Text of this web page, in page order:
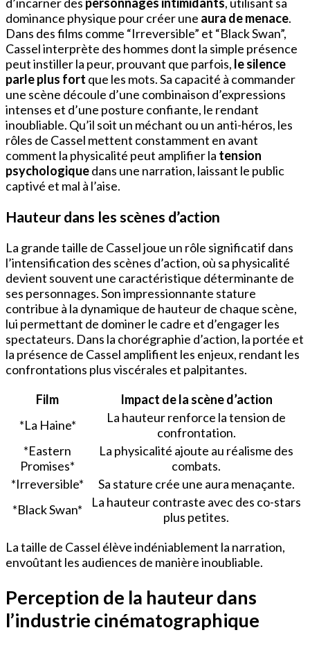
dominance physique pour créer une aura de menace.
Dans des films comme “Irreversible” et “Black Swan”,
Cassel interprète des hommes dont la simple présence
peut instiller la peur, prouvant que parfois, le silence
parle plus fort que les mots. Sa capacité à commander
une scène découle d’une combinaison d’expressions
intenses et d’une posture confiante, le rendant
inoubliable. Qu’il soit un méchant ou un anti-héros, les
rôles de Cassel mettent constamment en avant
comment la physicalité peut amplifier la tension
psychologiquedans une narration, laissant le public
captivé et mal à l’aise.
Hauteur dans les scènes d’action
La grande taille de Cassel joue un rôle significatif dans
l’intensification des scènes d’action, où sa physicalité
devient souvent une caractéristique déterminante de
ses personnages. Son impressionnante stature
contribue à la dynamique de hauteur de chaque scène,
lui permettant de dominer le cadre et d’engager les
spectateurs. Dans la chorégraphie d’action, la portée et
la présence de Cassel amplifient les enjeux, rendant les
confrontations plus viscérales et palpitantes.
Film
Impact de la scène d’action
*La Haine*
La hauteur renforce la tension de
confrontation.
*Eastern
Promises*
La physicalité ajoute au réalisme des
combats.
*Irreversible*
Sa stature crée une aura menaçante.
*Black Swan*
La hauteur contraste avec des co-stars
plus petites.
La taille de Cassel élève indéniablement la narration,
envoûtant les audiences de manière inoubliable.
Perception de la hauteur dans
l’industrie cinématographique